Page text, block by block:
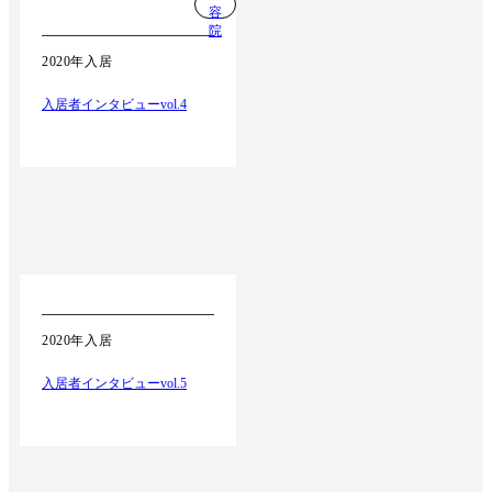
容
院
2020年入居
入居者インタビューvol.4
2020年入居
入居者インタビューvol.5